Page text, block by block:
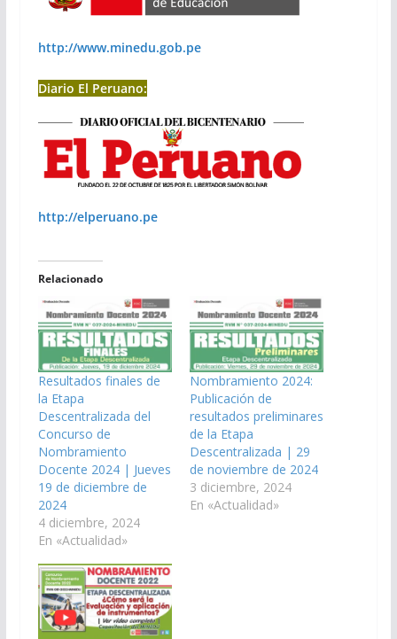
http://www.minedu.gob.pe
Diario El Peruano:
http://elperuano.pe
Relacionado
Resultados finales de
la Etapa
Descentralizada del
Concurso de
Nombramiento
Docente 2024 | Jueves
19 de diciembre de
2024
4 diciembre, 2024
En «Actualidad»
Nombramiento 2024:
Publicación de
resultados preliminares
de la Etapa
Descentralizada | 29
de noviembre de 2024
3 diciembre, 2024
En «Actualidad»